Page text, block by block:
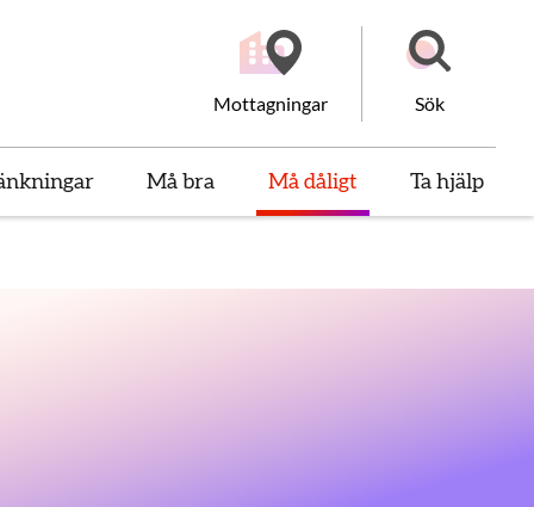
Mottagningar Sök
Må bra Må dåligt Ta hjälp